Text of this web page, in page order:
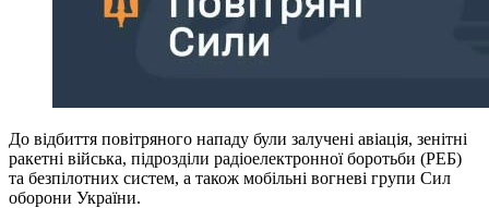
До відбиття повітряного нападу були залучені авіація, зенітні
ракетні війська, підрозділи радіоелектронної боротьби (РЕБ)
та безпілотних систем, а також мобільні вогневі групи Сил
оборони України.